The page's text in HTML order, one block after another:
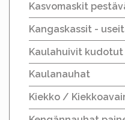
Kasvomaskit
Kangaskassit -
Kaulahuivit kudotut
Kaulanauhat
Kiekko /